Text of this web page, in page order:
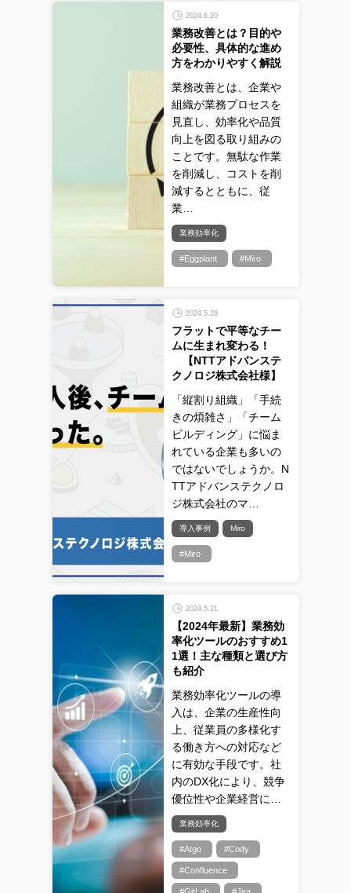
2024.6.20
業務改善とは？目的や
必要性、具体的な進め
方をわかりやすく解説
業務改善とは、企業や
組織が業務プロセスを
見直し、効率化や品質
向上を図る取り組みの
ことです。無駄な作業
を削減し、コストを削
減するとともに、従
業…
業務効率化
#Eggplant #Miro
2024.5.28
フラットで平等なチー
ムに生まれ変わる！
【NTTアドバンステ
クノロジ株式会社様】
「縦割り組織」「手続
きの煩雑さ」「チーム
ビルディング」に悩ま
れている企業も多いの
ではないでしょうか。N
TTアドバンステクノロ
ジ株式会社のマ…
導入事例 Miro
#Miro
2024.5.21
【2024年最新】業務効
率化ツールのおすすめ1
1選！主な種類と選び方
も紹介
業務効率化ツールの導
入は、企業の生産性向
上、従業員の多様化す
る働き方への対応など
に有効な手段です。社
内のDX化により、競争
優位性や企業経営に…
業務効率化
#Atgo #Cody
#Confluence